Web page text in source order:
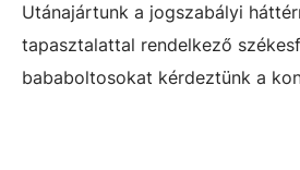
Utánajártunk a jogszabályi
tapasztalattal rendelkező
bababoltosokat kérdeztünk a